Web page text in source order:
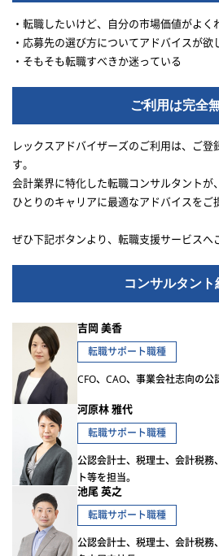
・転職したいけど、自分の市場価値がよく
・応募先の選び方についてアドバイスが欲
・そもそも転職すべきか迷っている
ご利用は完全
レックスアドバイザーズのご利用は、ご
す。
会計業界に特化した転職コンサルタントが
ひとりのキャリアに最適なアドバイスをご
ぜひ下記ボタンより、転職支援サービスへ
コンサルタント
吉岡 美香
転職サポート職種
CFO、CAO、事業会社志向の公
河原林 雅代
転職サポート職種
公認会計士、税理士、会計税務
ト等を担当。
池尾 英之
転職サポート職種
公認会計士、税理士、会計税務